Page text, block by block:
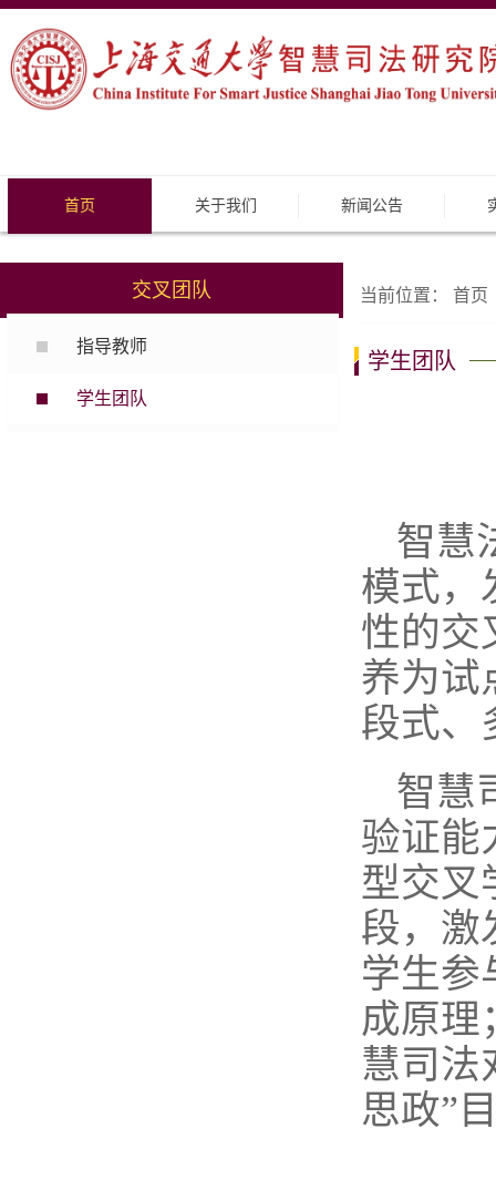
首页 关于我们 新闻公告
交叉团队
指导教师
学生团队
当前位置： 首页
学生团队
智慧
模式，
性的交
养为试
段式、
智慧
验证能
型交叉
段，激
学生参
成原理
慧司法
思政”